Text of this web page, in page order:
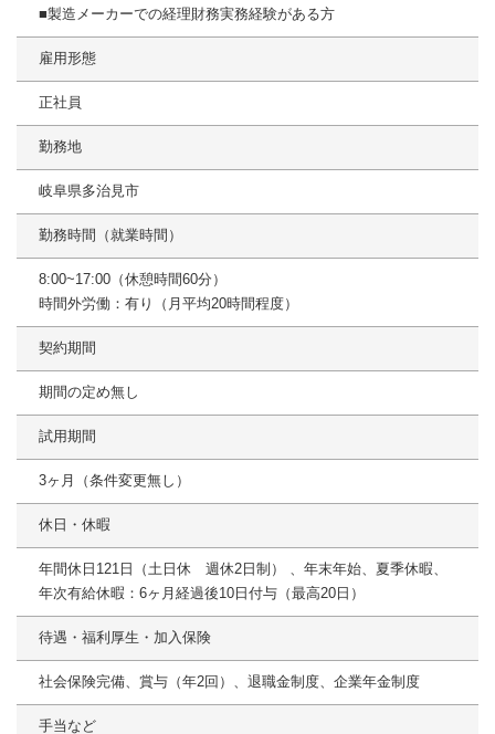
■製造メーカーでの経理財務実務経験がある方
雇用形態
正社員
勤務地
岐阜県多治見市
勤務時間（就業時間）
8:00~17:00（休憩時間60分）
時間外労働：有り（月平均20時間程度）
契約期間
期間の定め無し
試用期間
3ヶ月（条件変更無し）
休日・休暇
年間休日121日（土日休 週休2日制） 、年末年始、夏季休暇、
年次有給休暇：6ヶ月経過後10日付与（最高20日）
待遇・福利厚生・加入保険
社会保険完備、賞与（年2回）、退職金制度、企業年金制度
手当など